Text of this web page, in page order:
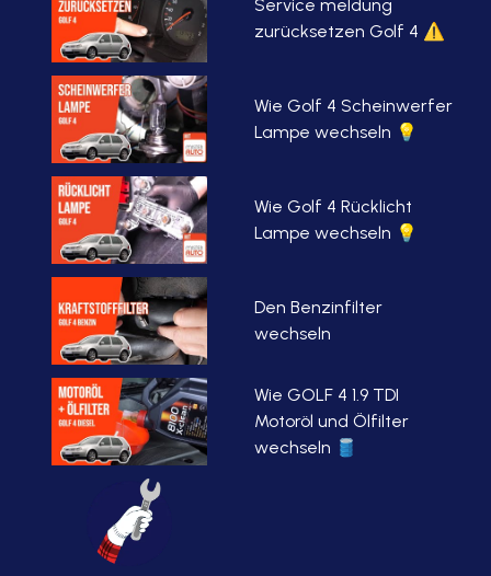
Service meldung
zurücksetzen Golf 4 ⚠
Wie Golf 4 Scheinwerfer
Lampe wechseln 💡
Wie Golf 4 Rücklicht
Lampe wechseln 💡
Den Benzinfilter
wechseln
Wie GOLF 4 1.9 TDI
Motoröl und Ölfilter
wechseln 🛢